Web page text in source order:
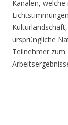
Kanälen,
ursprüngliche
Teilnehmer zum